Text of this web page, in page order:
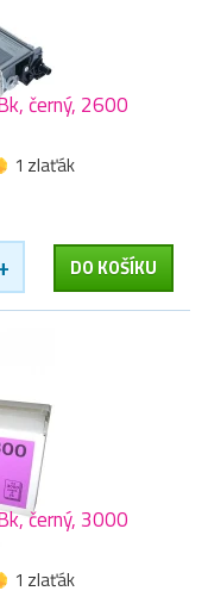
černý, 2600
1 zlaťák
DO KOŠÍKU
černý, 3000
1 zlaťák